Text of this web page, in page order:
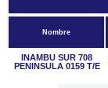
Nombre
INAMBU SUR 708
PENINSULA 0159 T/E